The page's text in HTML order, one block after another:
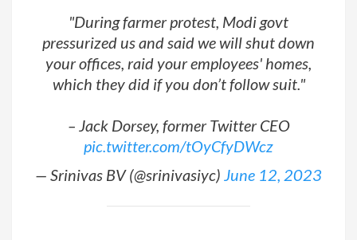
"During farmer protest, Modi govt
pressurized us and said we will shut down
your offices, raid your employees' homes,
which they did if you don’t follow suit."
– Jack Dorsey, former Twitter CEO
pic.twitter.com/tOyCfyDWcz
— Srinivas BV (@srinivasiyc) June 12, 2023